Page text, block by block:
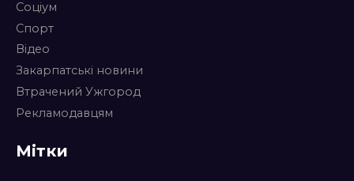
Соціум
Спорт
Відео
Закарпатські новини
Втрачений Ужгород
Рекламодавцям
Мітки